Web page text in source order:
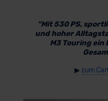
"Mit 530 PS,
und hoher
M3 Touring
▶ zum